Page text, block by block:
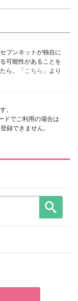
ブンネットが独自に
可能性があることを
ら、「 こちら 」より
。
ドでご利用の場合は
録できません。